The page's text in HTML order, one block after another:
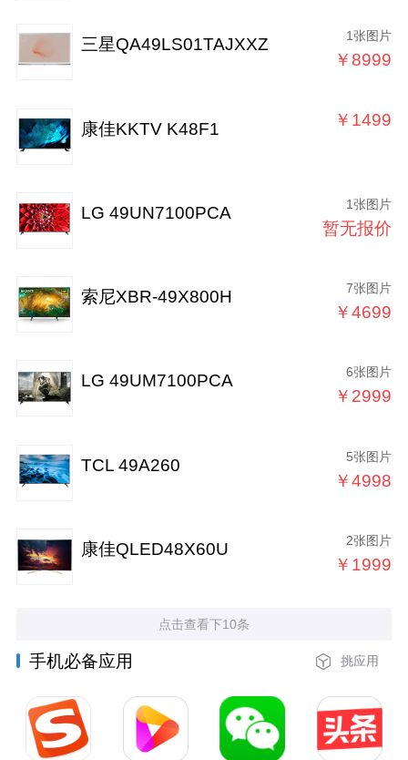
三星QA49LS01TAJXXZ 1张图片
￥8999
康佳KKTV K48F1 ￥1499
LG 49UN7100PCA 1张图片
暂无报价
索尼XBR-49X800H 7张图片
￥4699
LG 49UM7100PCA 6张图片
￥2999
TCL 49A260 5张图片
￥4998
康佳QLED48X60U 2张图片
￥1999
点击查看下10条
手机必备应用 挑应用